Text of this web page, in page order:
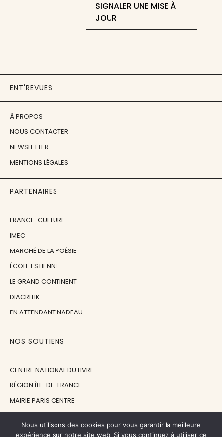
SIGNALER UNE MISE À
JOUR
ENT'REVUES
À PROPOS
NOUS CONTACTER
NEWSLETTER
MENTIONS LÉGALES
PARTENAIRES
FRANCE-CULTURE
IMEC
MARCHÉ DE LA POÉSIE
ÉCOLE ESTIENNE
LE GRAND CONTINENT
DIACRITIK
EN ATTENDANT NADEAU
NOS SOUTIENS
CENTRE NATIONAL DU LIVRE
RÉGION ÎLE-DE-FRANCE
MAIRIE PARIS CENTRE
FONDATION JAN MICHALSKI
Nous utilisons des cookies pour vous garantir la meilleure
expérience sur notre site web. Si vous continuez à utiliser ce